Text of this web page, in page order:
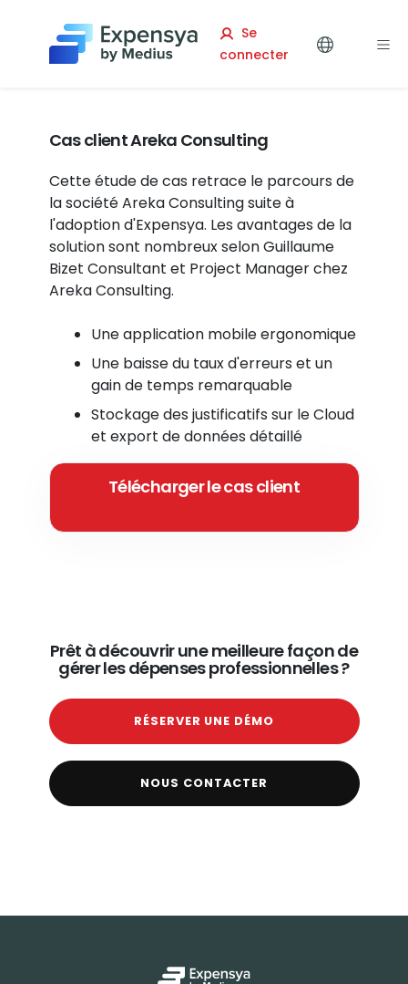
Expensya
Se
connecter
Cas client Areka Consulting
Cette étude de cas retrace le parcours de
la société Areka Consulting suite à
l'adoption d'Expensya. Les avantages de la
solution sont nombreux selon Guillaume
Bizet Consultant et Project Manager chez
Areka Consulting.
Une application mobile ergonomique
Une baisse du taux d'erreurs et un
gain de temps remarquable
Stockage des justificatifs sur le Cloud
et export de données détaillé
Télécharger le cas client
Prêt à découvrir une meilleure façon de
gérer les dépenses professionnelles ?
RÉSERVER UNE DÉMO
NOUS CONTACTER